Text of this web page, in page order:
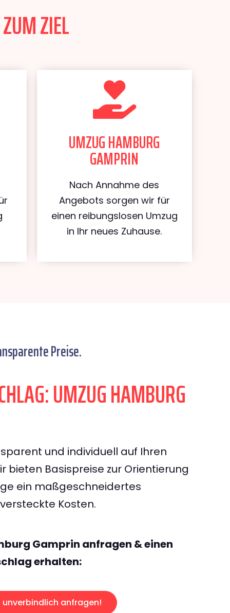
ZIEL
UMZUG HAMBURG
GAMPRIN
Nach Annahme des
Angebots sorgen wir für
einen reibungslosen Umzug
in Ihr neues Zuhause.
Preise.
UMZUG HAMBURG
und individuell auf Ihren
bieten Basispreise zur Orientierung
ein maßgeschneidertes
Kosten.
Gamprin anfragen & einen
erhalten:
unverbindlich anfragen!